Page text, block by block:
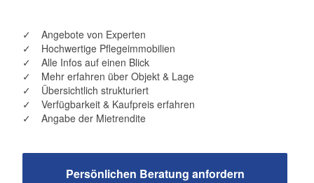
Angebote von Experten
Hochwertige Pflegeimmobilien
Alle Infos auf einen Blick
Mehr erfahren über Objekt & Lage
Übersichtlich strukturiert
Verfügbarkeit & Kaufpreis erfahren
Angabe der Mietrendite
Persönlichen Beratung anfordern